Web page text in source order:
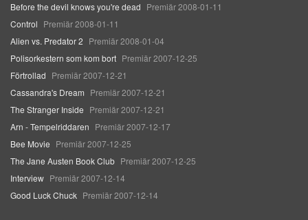
Before the devil knows you're dead Premiär 2008-01-11
Control Premiär 2008-01-11
Alien vs. Predator 2 Premiär 2008-01-04
Polisorkestern som kom bort Premiär 2007-12-25
Förtrollad Premiär 2007-12-21
Cassandra's Dream Premiär 2007-12-21
The Stranger Inside Premiär 2007-12-21
Arn - Tempelriddaren Premiär 2007-12-17
Bee Movie Premiär 2007-12-25
The Jane Austen Book Club Premiär 2007-12-25
Interview Premiär 2007-12-14
Good Luck Chuck Premiär 2007-12-14